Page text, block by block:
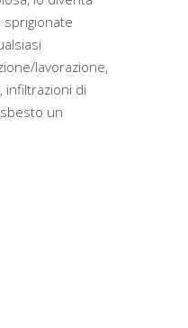
sprigionate
lavorazione,
infiltrazioni di
un